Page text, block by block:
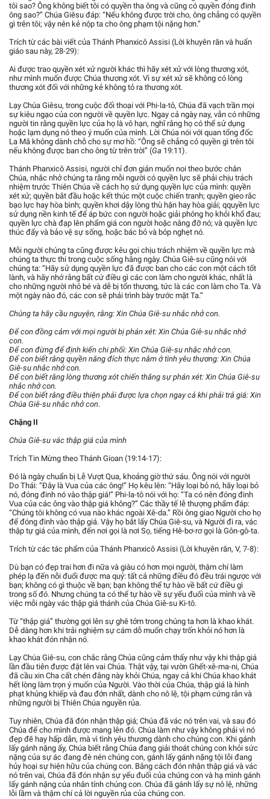
tôi sao? Ông không biết tôi có quyền tha ông và cũng có quyền đóng đinh
ông sao?” Chúa Giêsu đáp: “Nếu không được trời cho, ông chẳng có quyền
gì trên tôi; vậy nên kẻ nộp ta cho ông phạm tội nặng hơn.”
Trích từ các bài viết của Thánh Phanxicô Assisi (Lời khuyên răn và huấn
giáo sau này, 28-29):
Ai được trao quyền xét xử người khác thì hãy xét xử với lòng thương xót,
như mình muốn được Chúa thương xót. Vì sự xét xử sẽ không có lòng
thương xót đối với những kẻ không tỏ ra thương xót.
Lạy Chúa Giêsu, trong cuộc đối thoại với Phi-la-tô, Chúa đã vạch trần mọi
sự kiêu ngạo của con người về quyền lực. Ngay cả ngày nay, vẫn có những
người tin rằng quyền lực của họ là vô hạn, nghĩ rằng họ có thể sử dụng
hoặc lạm dụng nó theo ý muốn của mình. Lời Chúa nói với quan tổng đốc
La Mã không dành chỗ cho sự mơ hồ: “Ông sẽ chẳng có quyền gì trên tôi
nếu không được ban cho ông từ trên trời” (Ga 19:11).
Thánh Phanxicô Assisi, người chỉ đơn giản muốn noi theo bước chân
Chúa, nhắc nhở chúng ta rằng mỗi người có quyền lực sẽ phải chịu trách
nhiệm trước Thiên Chúa về cách họ sử dụng quyền lực của mình: quyền
xét xử; quyền bắt đầu hoặc kết thúc một cuộc chiến tranh; quyền gieo rắc
bạo lực hay hòa bình; quyền khơi dậy lòng thù hận hay hòa giải; qquyền lực
sử dụng nền kinh tế để áp bức con người hoặc giải phóng họ khỏi khổ đau;
quyền lực chà đạp lên phẩm giá con người hoặc nâng đỡ nó; và quyền lực
thúc đẩy và bảo vệ sự sống, hoặc bác bỏ và bóp nghẹt nó.
Mỗi người chúng ta cũng được kêu gọi chịu trách nhiệm về quyền lực mà
chúng ta thực thi trong cuộc sống hằng ngày. Chúa Giê-su cũng nói với
chúng ta: “Hãy sử dụng quyền lực đã được ban cho các con một cách tốt
lành, và hãy nhớ rằng bất cứ điều gì các con làm cho người khác, nhất là
cho những người nhỏ bé và dễ bị tổn thương, tức là các con làm cho Ta. Và
một ngày nào đó, các con sẽ phải trình bày trước mặt Ta.”
Chúng ta hãy cầu nguyện, rằng: Xin Chúa Giê-su nhắc nhở con.
Để con đồng cảm với mọi người bị phán xét: Xin Chúa Giê-su nhắc nhở
con.
Để con đừng để định kiến chi phối: Xin Chúa Giê-su nhắc nhở con.
Để con biết rằng quyền năng đích thực nằm ở tình yêu thương: Xin Chúa
Giê-su nhắc nhở con.
Để con biết rằng lòng thương xót chiến thắng sự phán xét: Xin Chúa Giê-su
nhắc nhở con.
Để con biết rằng điều thiện phải được lựa chọn ngay cả khi phải trả giá: Xin
Chúa Giê-su nhắc nhở con.
Chặng II
Chúa Giê-su vác thập giá của mình
Trích Tin Mừng theo Thánh Gioan (19:14-17):
Đó là ngày chuẩn bị Lễ Vượt Qua, khoảng giờ thứ sáu. Ông nói với người
Do Thái: “Đây là Vua của các ông!” Họ kêu lên: “Hãy loại bỏ nó, hãy loại bỏ
nó, đóng đinh nó vào thập giá!” Phi-la-tô nói với họ: “Ta có nên đóng đinh
Vua của các ông vào thập giá không?” Các thầy tế lễ thượng phẩm đáp:
“Chúng tôi không có vua nào khác ngoài Xê-da.” Rồi ông giao Người cho họ
để đóng đinh vào thập giá. Vậy họ bắt lấy Chúa Giê-su, và Người đi ra, vác
thập tự giá của mình, đến nơi gọi là nơi Sọ, tiếng Hê-bơ-rơ gọi là Gôn-gô-ta.
Trích từ các tác phẩm của Thánh Phanxicô Assisi (Lời khuyên răn, V, 7-8):
Dù bạn có đẹp trai hơn đi nữa và giàu có hơn mọi người, thậm chí làm
phép lạ đến nỗi đuổi được ma quỷ: tất cả những điều đó đều trái ngược với
bạn; không có gì thuộc về bạn; bạn không thể tự hào về bất cứ điều gì
trong số đó. Nhưng chúng ta có thể tự hào về sự yếu đuối của mình và về
việc mỗi ngày vác thập giá thánh của Chúa Giê-su Ki-tô.
Từ “thập giá” thường gợi lên sự ghê tởm trong chúng ta hơn là khao khát.
Dễ dàng hơn khi trải nghiệm sự cám dỗ muốn chạy trốn khỏi nó hơn là
khao khát đón nhận nó.
Lạy Chúa Giê-su, con chắc rằng Chúa cũng cảm thấy như vậy khi thập giá
lần đầu tiên được đặt lên vai Chúa. Thật vậy, tại vườn Ghết-xê-ma-ni, Chúa
đã cầu xin Cha cất chén đắng này khỏi Chúa, ngay cả khi Chúa khao khát
hết lòng làm trọn ý muốn của Người. Vào thời của Chúa, thập giá là hình
phạt khủng khiếp và đau đớn nhất, dành cho nô lệ, tội phạm cứng rắn và
những người bị Thiên Chúa nguyền rủa.
Tuy nhiên, Chúa đã đón nhận thập giá; Chúa đã vác nó trên vai, và sau đó
Chúa để cho mình được mang lên đó. Chúa làm như vậy không phải vì nó
đẹp đẽ hay hấp dẫn, mà vì tình yêu thương dành cho chúng con. Khi gánh
lấy gánh nặng ấy, Chúa biết rằng Chúa đang giải thoát chúng con khỏi sức
nặng của sự ác đang đè nén chúng con, gánh lấy gánh nặng tội lỗi đang
hủy hoại sự hiện hữu của chúng con. Bằng cách đón nhận thập giá và vác
nó trên vai, Chúa đã đón nhận sự yếu đuối của chúng con và hạ mình gánh
lấy gánh nặng của nhân tính chúng con. Chúa đã gánh lấy sự nô lệ, những
lỗi lầm và thậm chí cả lời nguyền rủa của chúng con.